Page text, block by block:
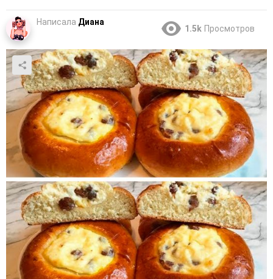
Написала Диана
1.5k Просмотров